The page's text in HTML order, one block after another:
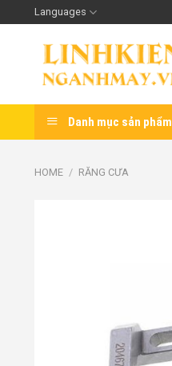
to
Languages
Danh mục sản phẩm
HOME / RĂNG CƯA